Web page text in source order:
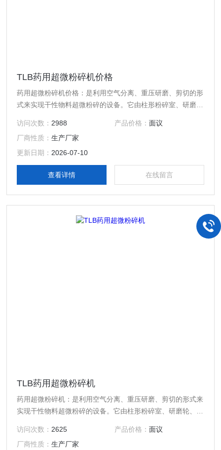
TLB药用超微粉碎机价格
药用超微粉碎机价格：是利用空气分离、重压研磨、剪切的形
式来实现干性物料超微粉碎的设备。它由柱形粉碎室、研磨
访问次数： 2988 产品价格： 面议
厂商性质：生产厂家
更新日期： 2026-07-10
查看详情 在线留言
TLB药用超微粉碎机
药用超微粉碎机：是利用空气分离、重压研磨、剪切的形式来
实现干性物料超微粉碎的设备。它由柱形粉碎室、研磨轮、研
访问次数： 2625 产品价格： 面议
厂商性质：生产厂家